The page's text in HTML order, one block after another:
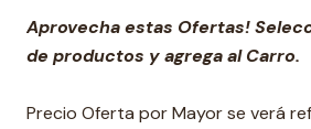
Aprovecha estas Ofertas!
de productos y agrega al Carro.
Precio Oferta por Mayor se verá